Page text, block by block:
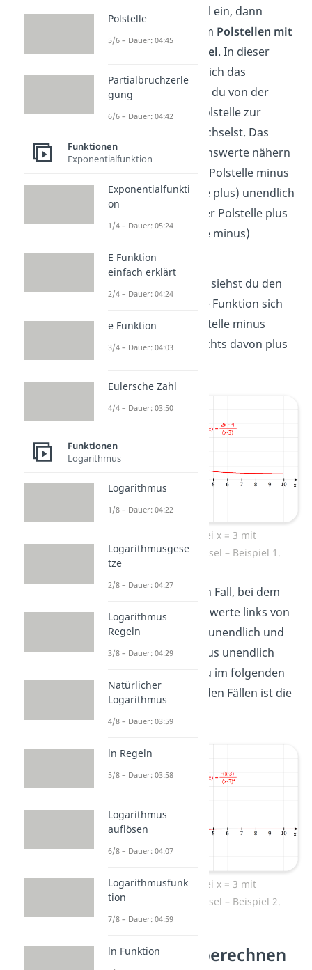
ist. Tritt dieser Fall ein, dann
handelt es sich um Polstellen mit
Vorzeichenwechsel. In dieser
Situation ändert sich das
Vorzeichen, wenn du von der
einen Seite der Polstelle zur
anderen Seite wechselst. Das
heißt, die Funktionswerte nähern
sich links von der Polstelle minus
(beziehungsweise plus) unendlich
und rechts von der Polstelle plus
(beziehungsweise minus)
unendlich.
Im folgenden Bild siehst du den
ersten Fall, wo die Funktion sich
links von der Polstelle minus
unendlich und rechts davon plus
Polstelle bei x = 3 mit
Vorzeichenwechsel – Beispiel 1.
Den umgekehrten Fall, bei dem
sich die Funktionswerte links von
der Polstelle plus unendlich und
rechts davon minus unendlich
nähern, kannst du im folgenden
Bild sehen. In beiden Fällen ist die
Polstelle bei x = 3 mit
Vorzeichenwechsel – Beispiel 2.
Polstellen berechnen
Polstelle
5/6 – Dauer: 04:45
Partialbruchzerle
gung
6/6 – Dauer: 04:42
Funktionen
Exponentialfunktion
Exponentialfunkti
on
1/4 – Dauer: 05:24
E Funktion
einfach erklärt
2/4 – Dauer: 04:24
e Funktion
3/4 – Dauer: 04:03
Eulersche Zahl
4/4 – Dauer: 03:50
Funktionen
Logarithmus
Logarithmus
1/8 – Dauer: 04:22
Logarithmusgese
tze
2/8 – Dauer: 04:27
Logarithmus
Regeln
3/8 – Dauer: 04:29
Natürlicher
Logarithmus
4/8 – Dauer: 03:59
ln Regeln
5/8 – Dauer: 03:58
Logarithmus
auflösen
6/8 – Dauer: 04:07
Logarithmusfunk
tion
7/8 – Dauer: 04:59
ln Funktion